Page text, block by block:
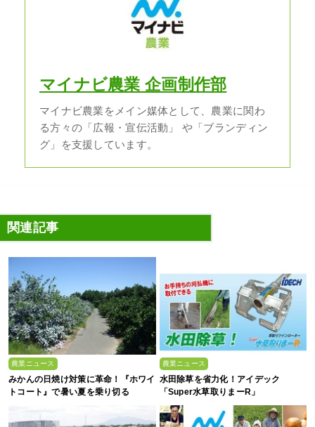
マイナビ農業 企画制作部
マイナビ農業をメイン媒体として、農業に関わ
る方々の「広報・宣伝活動」 や「ブランディン
グ」を支援しています。
関連記事
農業ニュース
みかんの日焼け対策に革命！『ホワイ
トコート』で暑い夏を乗り切る
農業ニュース
水田除草を省力化！アイデック
「Super水草取りまーR」